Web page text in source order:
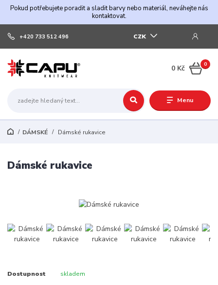
Pokud potřebujete poradit a sladit barvy nebo materiál, neváhejte nás
kontaktovat.
Menu
CZK
+420 733 512 496
0
0 Kč
DÁMSKÉ Dámské rukavice
Dámské rukavice
Dostupnost skladem